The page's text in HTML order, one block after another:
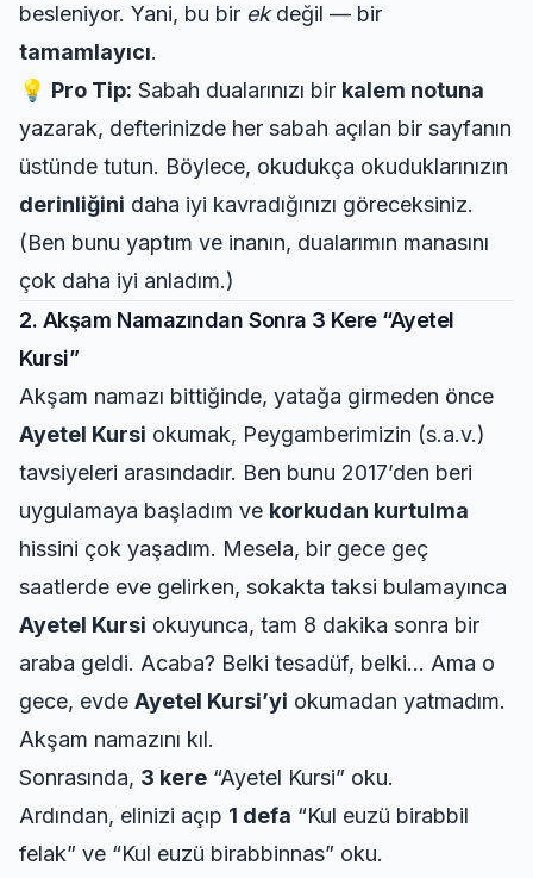
besleniyor. Yani, bu bir ekdeğil — bir
tamamlayıcı.
💡 Pro Tip: Sabah dualarınızı bir kalem notuna
yazarak, defterinizde her sabah açılan bir sayfanın
üstünde tutun. Böylece, okudukça okuduklarınızın
derinliğini daha iyi kavradığınızı göreceksiniz.
(Ben bunu yaptım ve inanın, dualarımın manasını
çok daha iyi anladım.)
2. Akşam Namazından Sonra 3 Kere “Ayetel
Kursi”
Akşam namazı bittiğinde, yatağa girmeden önce
Ayetel Kursi okumak, Peygamberimizin (s.a.v.)
tavsiyeleri arasındadır. Ben bunu 2017’den beri
uygulamaya başladım ve korkudan kurtulma
hissini çok yaşadım. Mesela, bir gece geç
saatlerde eve gelirken, sokakta taksi bulamayınca
Ayetel Kursi okuyunca, tam 8 dakika sonra bir
araba geldi. Acaba? Belki tesadüf, belki… Ama o
gece, evde Ayetel Kursi’yi okumadan yatmadım.
Akşam namazını kıl.
Sonrasında, 3 kere “Ayetel Kursi” oku.
Ardından, elinizi açıp 1 defa “Kul euzü birabbil
felak” ve “Kul euzü birabbinnas” oku.